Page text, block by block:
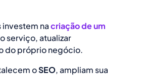
nacriação de um
serviço, atualizar
do próprio negócio.
oSEO, ampliam sua